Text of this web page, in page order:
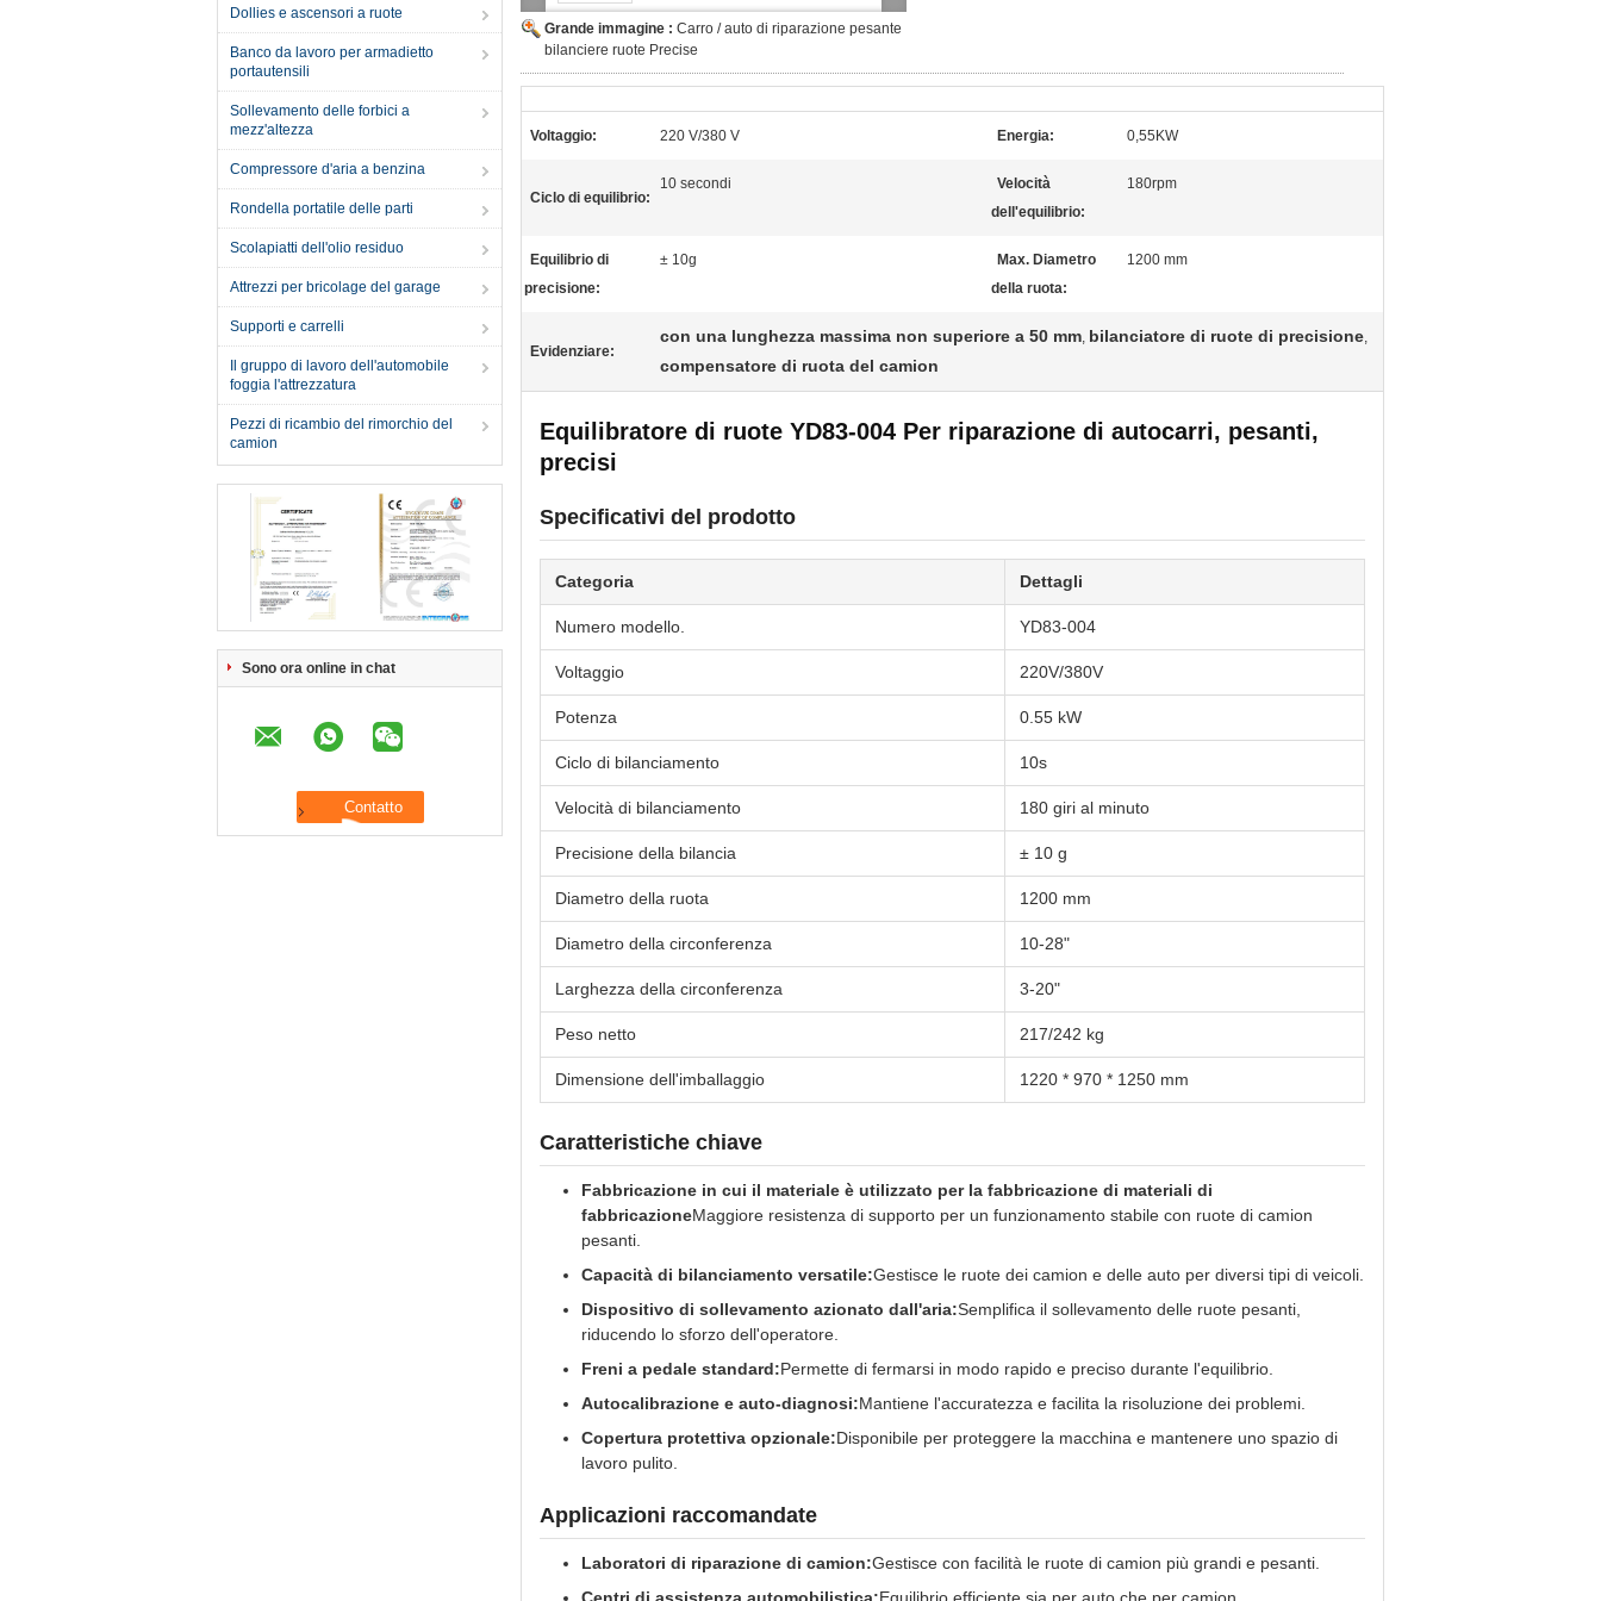
Dollies e ascensori a ruote
Banco da lavoro per armadietto
portautensili
Sollevamento delle forbici a
mezz'altezza
Compressore d'aria a benzina
Rondella portatile delle parti
Scolapiatti dell'olio residuo
Attrezzi per bricolage del garage
Supporti e carrelli
Il gruppo di lavoro dell'automobile
foggia l'attrezzatura
Pezzi di ricambio del rimorchio del
camion
Sono ora online in chat
Grande immagine : Carro / auto di riparazione pesante
bilanciere ruote Precise
Voltaggio: 220 V/380 V Energia: 0,55KW
Ciclo di equilibrio:
10 secondi
Velocità
dell'equilibrio:
180rpm
Equilibrio di
precisione:
± 10g
Max. Diametro
della ruota:
1200 mm
Evidenziare:
con una lunghezza massima non superiore a 50 mm, bilanciatore di ruote di precisione,
compensatore di ruota del camion
Equilibratore di ruote YD83-004 Per riparazione di autocarri, pesanti,
precisi
Specificativi del prodotto
Categoria Dettagli
Numero modello. YD83-004
Voltaggio 220V/380V
Potenza 0.55 kW
Ciclo di bilanciamento 10s
Velocità di bilanciamento 180 giri al minuto
Precisione della bilancia ± 10 g
Diametro della ruota 1200 mm
Diametro della circonferenza 10-28"
Larghezza della circonferenza 3-20"
Peso netto 217/242 kg
Dimensione dell'imballaggio 1220 * 970 * 1250 mm
Caratteristiche chiave
Fabbricazione in cui il materiale è utilizzato per la fabbricazione di materiali di
fabbricazioneMaggiore resistenza di supporto per un funzionamento stabile con ruote di camion
pesanti.
Capacità di bilanciamento versatile:Gestisce le ruote dei camion e delle auto per diversi tipi di veicoli.
Dispositivo di sollevamento azionato dall'aria:Semplifica il sollevamento delle ruote pesanti,
riducendo lo sforzo dell'operatore.
Freni a pedale standard:Permette di fermarsi in modo rapido e preciso durante l'equilibrio.
Autocalibrazione e auto-diagnosi:Mantiene l'accuratezza e facilita la risoluzione dei problemi.
Copertura protettiva opzionale:Disponibile per proteggere la macchina e mantenere uno spazio di
lavoro pulito.
Applicazioni raccomandate
Laboratori di riparazione di camion:Gestisce con facilità le ruote di camion più grandi e pesanti.